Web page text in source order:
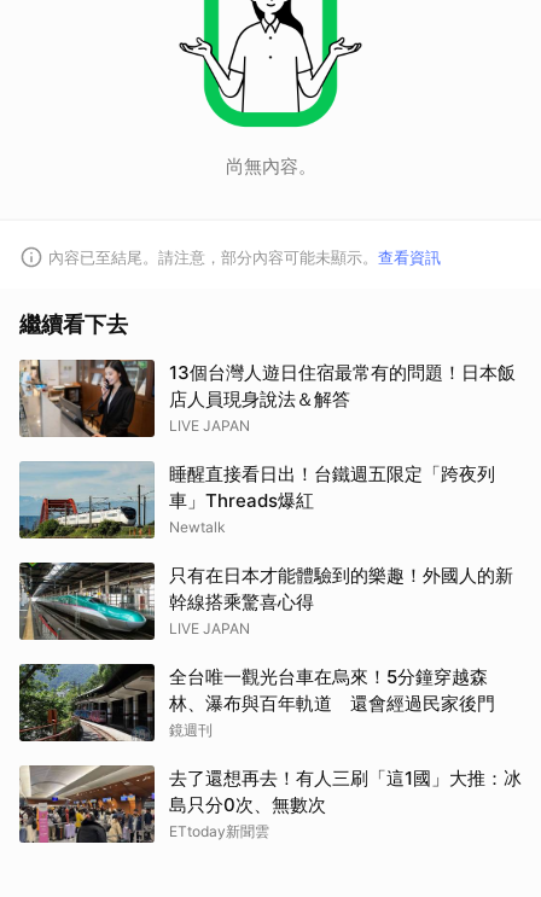
尚無內容。
內容已至結尾。請注意，部分內容可能未顯示。 查看資訊
繼續看下去
13個台灣人遊日住宿最常有的問題！日本飯
店人員現身說法＆解答
LIVE JAPAN
睡醒直接看日出！台鐵週五限定「跨夜列
車」Threads爆紅
Newtalk
只有在日本才能體驗到的樂趣！外國人的新
幹線搭乘驚喜心得
LIVE JAPAN
全台唯一觀光台車在烏來！5分鐘穿越森
林、瀑布與百年軌道 還會經過民家後門
鏡週刊
去了還想再去！有人三刷「這1國」大推：冰
島只分0次、無數次
ETtoday新聞雲